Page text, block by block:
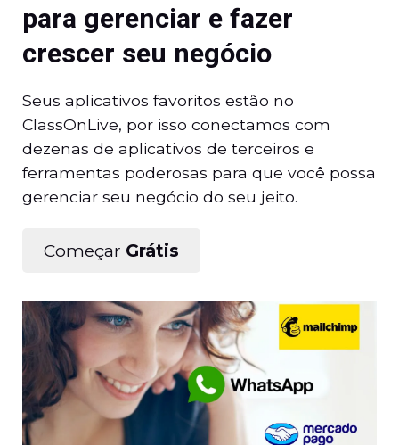
para gerenciar e fazer
crescer seu negócio
Seus aplicativos favoritos estão no
ClassOnLive, por isso conectamos com
dezenas de aplicativos de terceiros e
ferramentas poderosas para que você possa
gerenciar seu negócio do seu jeito.
Começar Grátis